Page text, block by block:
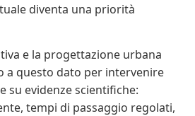
diventa una priorità
e la progettazione urbana
a questo dato per intervenire
su evidenze scientifiche:
tempi di passaggio regolati,